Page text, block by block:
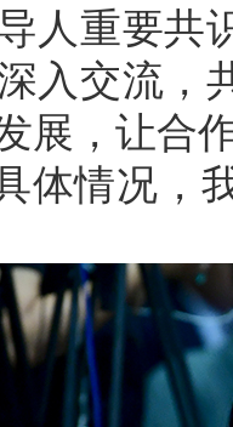
人重要共
入交流，
展，让合
体情况，